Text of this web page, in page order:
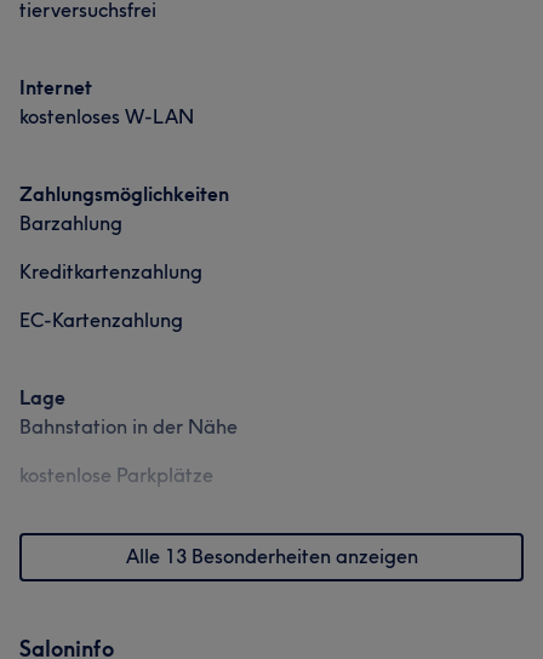
Was unsere Kunden über Tamara sagen
Herzlich 12
Professionell
tierversuchsfrei
Internet
kostenloses W-LAN
Zahlungsmöglichkeiten
Barzahlung
Kreditkartenzahlung
EC-Kartenzahlung
Lage
Bahnstation in der Nähe
kostenlose Parkplätze
Alle 13 Besonderheiten anzeigen
Saloninfo